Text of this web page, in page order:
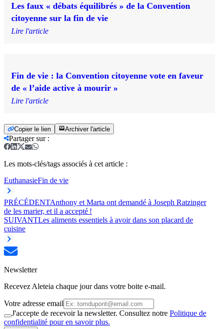
Les faux « débats équilibrés » de la Convention
citoyenne sur la fin de vie
Lire l'article
Fin de vie : la Convention citoyenne vote en faveur
de « l’aide active à mourir »
Lire l'article
Copier le lien Archiver l'article
Partager sur:
Les mots-clés/tags associés à cet article :
EuthanasieFin de vie
PRÉCÉDENTAnthony et Marta ont demandé à Joseph Ratzinger
de les marier, et il a accepté !
SUIVANTLes aliments essentiels à avoir dans son placard de
cuisine
Newsletter
Recevez Aleteia chaque jour dans votre boite e-mail.
Votre adresse email
J'accepte de recevoir la newsletter. Consultez notre Politique de
confidentialité pour en savoir plus.